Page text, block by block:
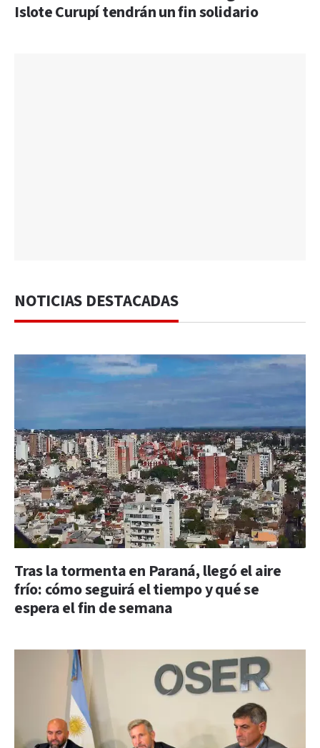
Islote Curupí tendrán un fin solidario
NOTICIAS DESTACADAS
Tras la tormenta en Paraná, llegó el aire
frío: cómo seguirá el tiempo y qué se
espera el fin de semana